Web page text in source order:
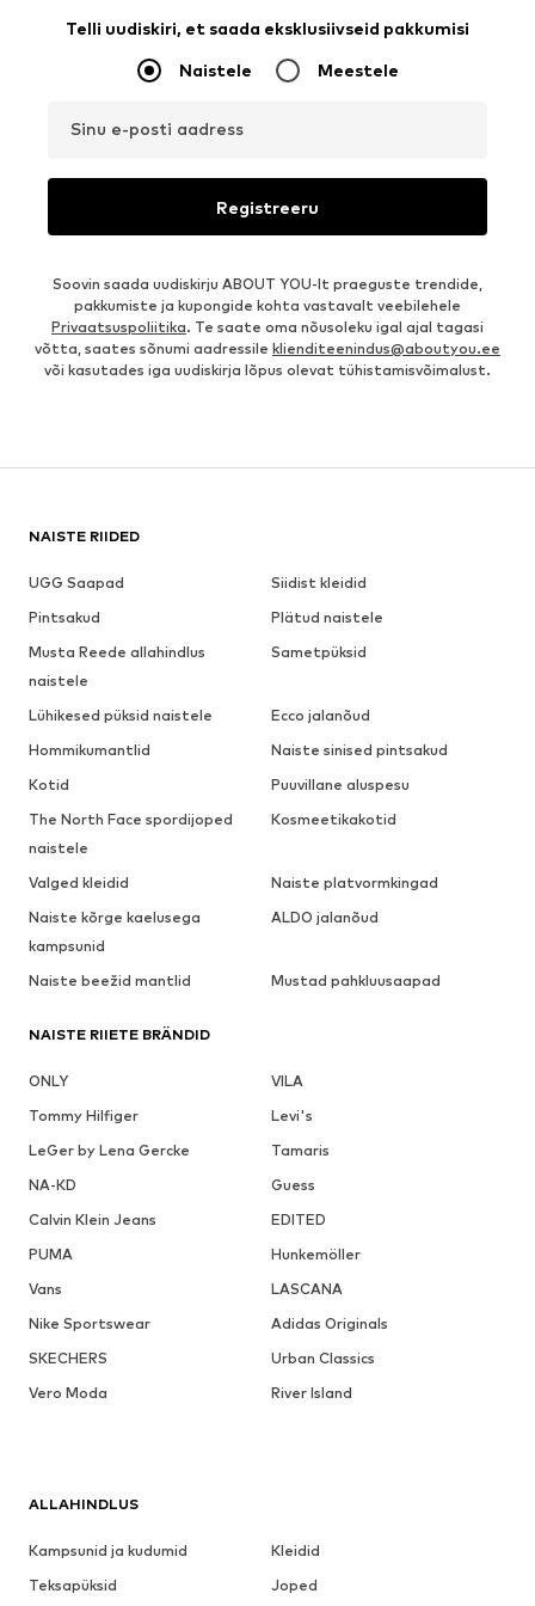
Telli uudiskiri, et saada eksklusiivseid pakkumisi
Naistele Meestele
Sinu e-posti aadress
Registreeru
Soovin saada uudiskirju ABOUT YOU-lt praeguste trendide,
pakkumiste ja kupongide kohta vastavalt veebilehele
Privaatsuspoliitika. Te saate oma nõusoleku igal ajal tagasi
võtta, saates sõnumi aadressile klienditeenindus@aboutyou.ee
või kasutades iga uudiskirja lõpus olevat tühistamisvõimalust.
NAISTE RIIDED
UGG Saapad
Siidist kleidid
Pintsakud
Plätud naistele
Musta Reede allahindlus
naistele
Sametpüksid
Lühikesed püksid naistele
Ecco jalanõud
Hommikumantlid
Naiste sinised pintsakud
Kotid
Puuvillane aluspesu
The North Face spordijoped
naistele
Kosmeetikakotid
Valged kleidid
Naiste platvormkingad
Naiste kõrge kaelusega
kampsunid
ALDO jalanõud
Naiste beežid mantlid Mustad pahkluusaapad
NAISTE RIIETE BRÄNDID
ONLY
VILA
Tommy Hilfiger
Levi's
LeGer by Lena Gercke
Tamaris
NA-KD
Guess
Calvin Klein Jeans
EDITED
PUMA
Hunkemöller
Vans
LASCANA
Nike Sportswear
Adidas Originals
SKECHERS
Urban Classics
Vero Moda
River Island
ALLAHINDLUS
Kampsunid ja kudumid
Kleidid
Teksapüksid
Joped